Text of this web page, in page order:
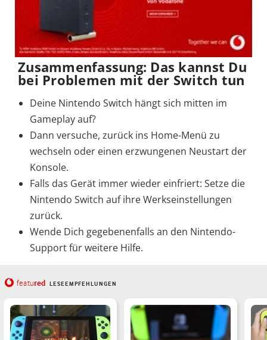
Zusammenfassung: Das kannst Du
bei Problemen mit der Switch tun
Deine Nintendo Switch hängt sich mitten im
Gameplay auf?
Dann versuche, zurück ins Home-Menü zu
wechseln oder einen erzwungenen Neustart der
Konsole.
Falls das Gerät immer wieder einfriert: Setze die
Nintendo Switch auf ihre Werkseinstellungen
zurück.
Wende Dich gegebenenfalls an den Nintendo-
Support für weitere Hilfe.
featured LESEEMPFEHLUNGEN